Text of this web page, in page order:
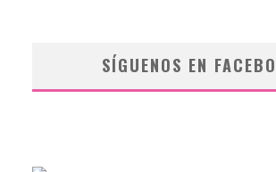
SÍGUENOS EN